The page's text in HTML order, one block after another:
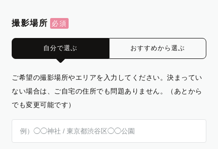
撮影場所
自分で選ぶ おすすめから選ぶ
ご希望の撮影場所やエリアを入力してください。決まってい
ない場合は、ご自宅の住所でも問題ありません。（あとから
でも変更可能です）